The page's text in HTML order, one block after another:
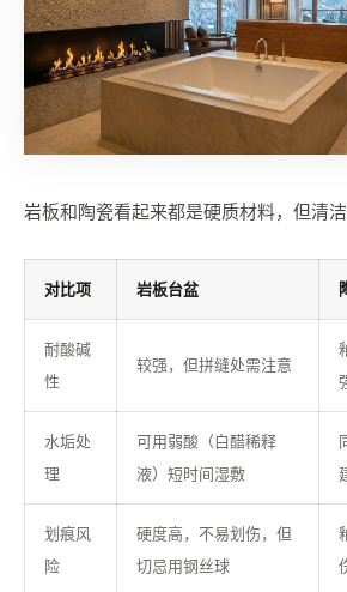
岩板和陶瓷看起来都是硬质材料，但清洁
对比项 岩板台盆
耐酸碱
性
较强，但拼缝处需注意
水垢处
理
可用弱酸（白醋稀释
液）短时间湿敷
划痕风
险
硬度高，不易划伤，但
切忌用钢丝球